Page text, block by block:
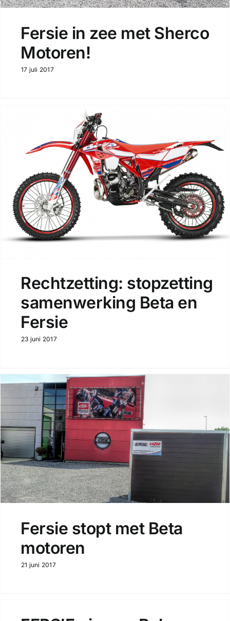
Fersie in zee met Sherco
Motoren!
17 juli 2017
Rechtzetting: stopzetting
samenwerking Beta en
Fersie
23 juni 2017
Fersie stopt met Beta
motoren
21 juni 2017